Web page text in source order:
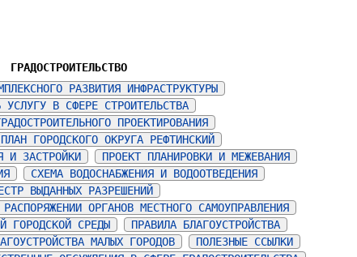
ГРАДОСТРОИТЕЛЬСТВО
РАЗВИТИЯ ИНФРАСТРУКТУРЫ
УСЛУГУ В СФЕРЕ СТРОИТЕЛЬСТВА
ПРОЕКТИРОВАНИЯ
ГОРОДСКОГО ОКРУГА РЕФТИНСКИЙ
И ЗАСТРОЙКИ
ПРОЕКТ ПЛАНИРОВКИ И МЕЖЕВАНИЯ
СХЕМА ВОДОСНАБЖЕНИЯ И ВОДООТВЕДЕНИЯ
ВЫДАННЫХ РАЗРЕШЕНИЙ
ОРГАНОВ МЕСТНОГО САМОУПРАВЛЕНИЯ
ГОРОДСКОЙ СРЕДЫ
ПРАВИЛА БЛАГОУСТРОЙСТВА
МАЛЫХ ГОРОДОВ
ПОЛЕЗНЫЕ ССЫЛКИ